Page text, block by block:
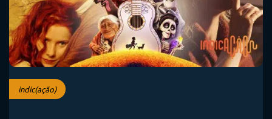
indic(ação)